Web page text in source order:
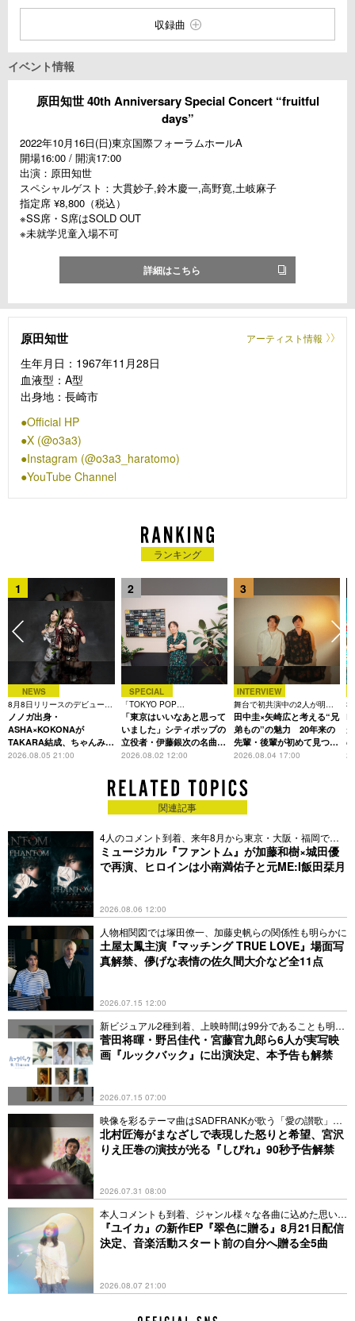
収録曲
イベント情報
原田知世 40th Anniversary Special Concert “fruitful
days”
2022年10月16日(日)東京国際フォーラムホールA
開場16:00 / 開演17:00
出演：原田知世
スペシャルゲスト：大貫妙子,鈴木慶一,高野寛,土岐麻子
指定席 ¥8,800（税込）
※SS席・S席はSOLD OUT
※未就学児童入場不可
詳細はこちら
原田知世 アーティスト情報
生年月日：1967年11月28日
血液型：A型
出身地：長崎市
Official HP
X (@o3a3)
Instagram (@o3a3_haratomo)
YouTube Channel
ランキング
1
NEWS
8月8日リリースのデビュー曲
は「Time is money」
ノノガ出身・
ASHA×KOKONAが
TAKARA結成、ちゃんみな
主宰レーベル第2弾アーテ
2026.08.05 21:00
2
SPECIAL
「TOKYO POP
CHRONICLE」特集
「東京はいいなあと思って
いました」シティポップの
立役者・伊藤銀次の名曲回
想録
2026.08.02 12:00
3
INTERVIEW
舞台で初共演中の2人が明か
す、今の自分をつくる恩人の
存在
田中圭×矢崎広と考える“兄
弟もの”の魅力 20年来の
先輩・後輩が初めて見つけ
た互いの共通点とは
2026.08.04 17:00
3
関連記事
4人のコメント到着、来年8月から東京・大阪・福岡で上
演へ
ミュージカル『ファントム』が加藤和樹×城田優
で再演、ヒロインは小南満佑子と元ME:I飯田栞月
2026.08.06 12:00
人物相関図では塚田僚一、加藤史帆らの関係性も明らかに
土屋太鳳主演『マッチング TRUE LOVE』場面写
真解禁、儚げな表情の佐久間大介など全11点
2026.07.15 12:00
新ビジュアル2種到着、上映時間は99分であることも明ら
かに
菅田将暉・野呂佳代・宮藤官九郎ら6人が実写映
画『ルックバック』に出演決定、本予告も解禁
2026.07.15 07:00
映像を彩るテーマ曲はSADFRANKが歌う「愛の讃歌」カ
バー
北村匠海がまなざしで表現した怒りと希望、宮沢
りえ圧巻の演技が光る『しびれ』90秒予告解禁
2026.07.31 08:00
本人コメントも到着、ジャンル様々な各曲に込めた思いと
は？
『ユイカ』の新作EP『翠色に贈る』8月21日配信
決定、音楽活動スタート前の自分へ贈る全5曲
2026.08.07 21:00